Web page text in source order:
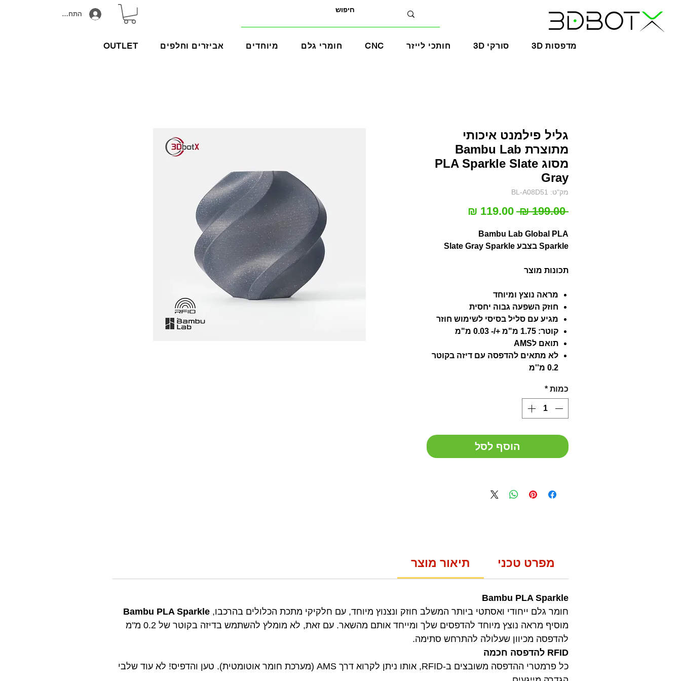
התחבר/הירשם
OUTLET אביזרים וחלפים מיוחדים חומרי גלם CNC חותכי לייזר 3D סורקי 3D מדפסות
גליל פילמנט איכותי
מתוצרת Bambu Lab
מסוג PLA Sparkle Slate
Gray
מק"ט: BL-A08D51
‏199.00 ‏₪
מחיר
Bambu Lab Global PLA
Sparkle בצבע Slate Gray Sparkle
תכונות מוצר
מראה נוצץ ומיוחד
חוזק השפעה גבוה יחסית
מגיע עם סליל בסיסי לשימוש חוזר
קוטר: 1.75 מ"מ +/- 0.03 מ"מ
תואם לAMS
לא מתאים להדפסה עם דיזה בקוטר
0.2 מ''מ
כמות *
הוסף לסל
תיאור מוצר מפרט טכני
Bambu PLA Sparkle
חומר גלם ייחודי ואסתטי ביותר המשלב חוזק ונצנוץ מיוחד, עם חלקיקי מתכת הכלולים בהרכבו, Bambu PLA Sparkle
מוסיף מראה נוצץ מיוחד להדפסים שלך ומייחד אותם מהשאר. עם זאת, לא מומלץ להשתמש בדיזה בקוטר של 0.2 מ"מ
להדפסה מכיוון שעלולה להתרחש סתימה.
RFID להדפסה חכמה
כל פרמטרי ההדפסה משובצים ב-RFID, אותו ניתן לקרוא דרך AMS (מערכת חומר אוטומטית). טען והדפיס! לא עוד שלבי